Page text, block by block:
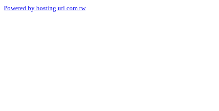
Powered by hosting.url.com.tw